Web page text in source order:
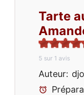
Tarte
5 sur 1 avis
Auteur: